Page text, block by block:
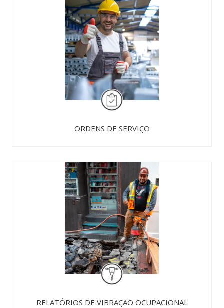
ORDENS DE SERVIÇO
RELATÓRIOS DE VIBRAÇÃO OCUPACIONAL